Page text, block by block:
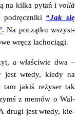
na kil­ka pytań i voilà
“Jak się
. Na począt­ku wszyst­
wręcz lachociągi.
a wła­ści­wie dwa –
jest wte­dy, kie­dy na
tam jakiś reży­ser tak
z memów o Wal­
dru­gi jest wte­dy, kie­